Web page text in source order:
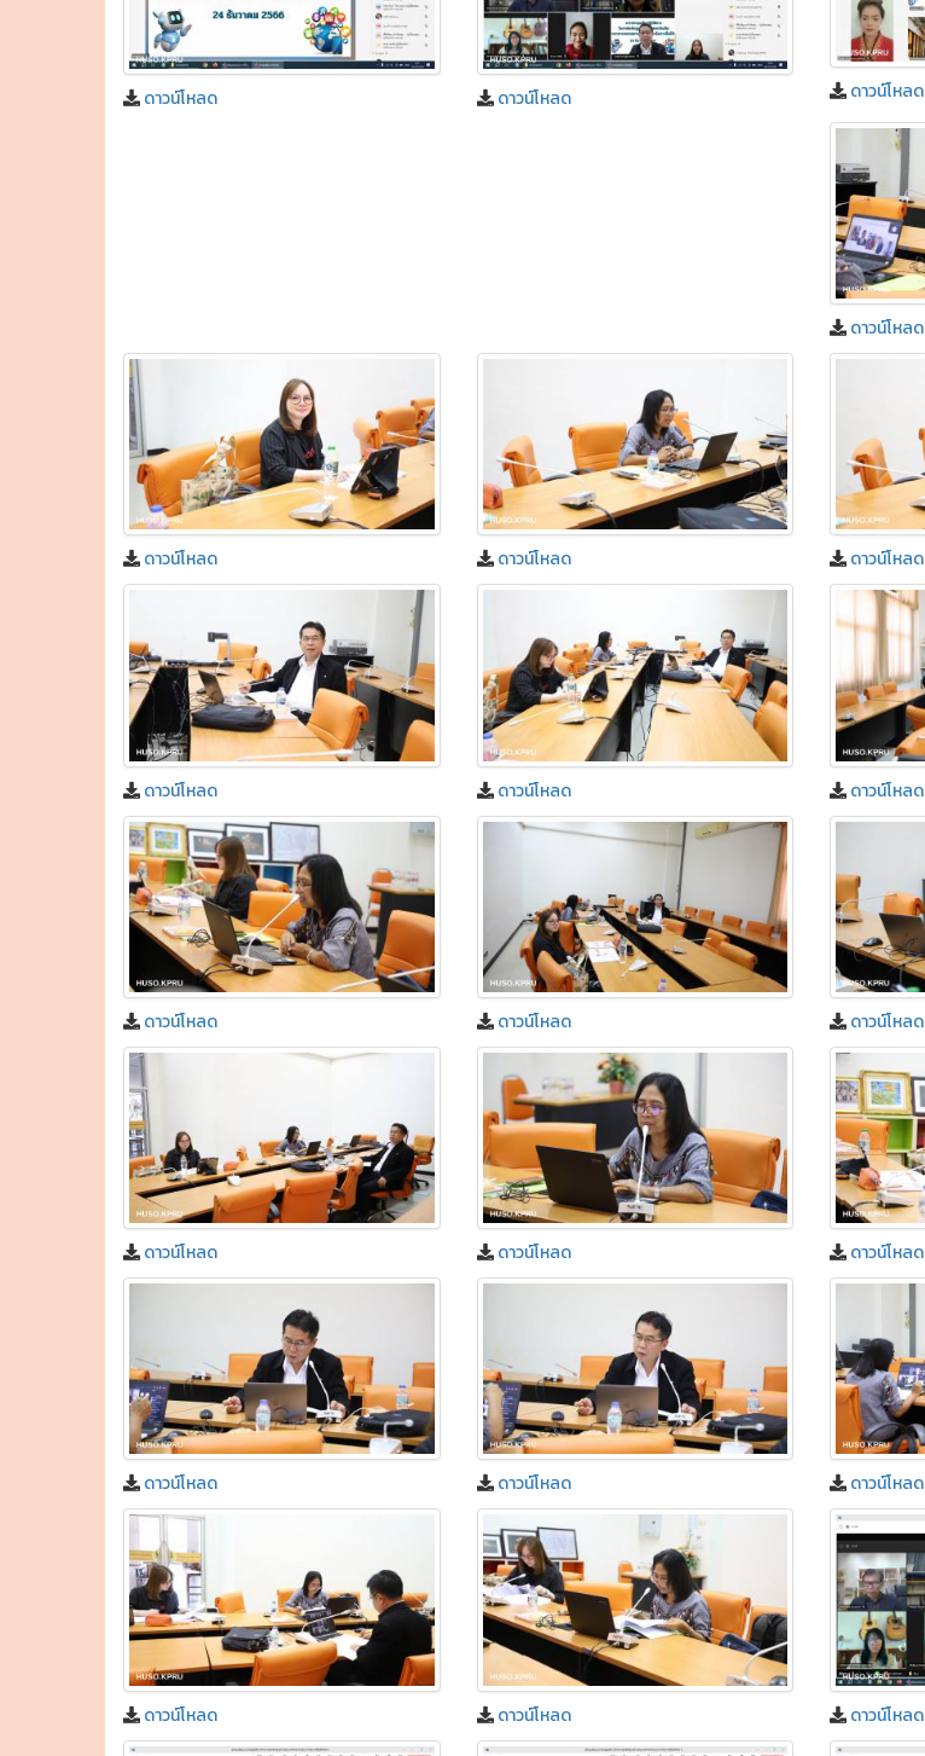
ดาวน์โหลด ดาวน์โหลด ดาวน์โหลด
ดาวน์โหลด
ดาวน์โหลด ดาวน์โหลด ดาวน์โหลด
ดาวน์โหลด ดาวน์โหลด ดาวน์โหลด
ดาวน์โหลด ดาวน์โหลด ดาวน์โหลด
ดาวน์โหลด ดาวน์โหลด ดาวน์โหลด
ดาวน์โหลด ดาวน์โหลด ดาวน์โหลด
ดาวน์โหลด ดาวน์โหลด ดาวน์โหลด